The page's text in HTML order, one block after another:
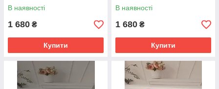
В наявності
1 680 ₴
Купити
В наявності
1 680 ₴
Купити